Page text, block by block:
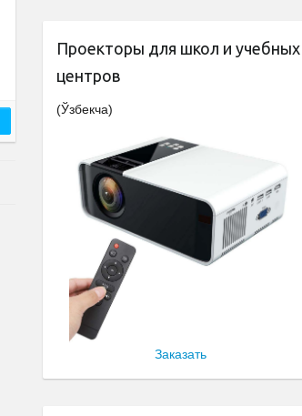
Проекторы для школ и учебных
центров
(Ўзбекча)
Заказать